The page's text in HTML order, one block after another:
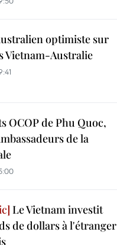
optimiste sur
Vietnam-Australie
OCOP de Phu Quoc,
de la
Le Vietnam investit
de dollars à l'étranger